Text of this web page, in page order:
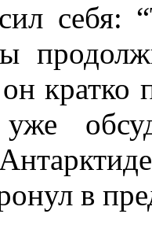
себя:
он
в